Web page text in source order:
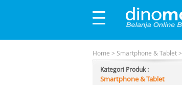
Home > Smartphone & Tablet>
Kategori Produk :
Smartphone & Tablet